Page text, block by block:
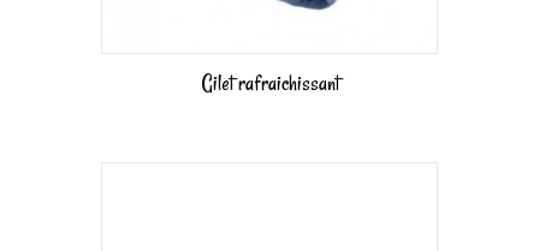
Gilet rafraichissant